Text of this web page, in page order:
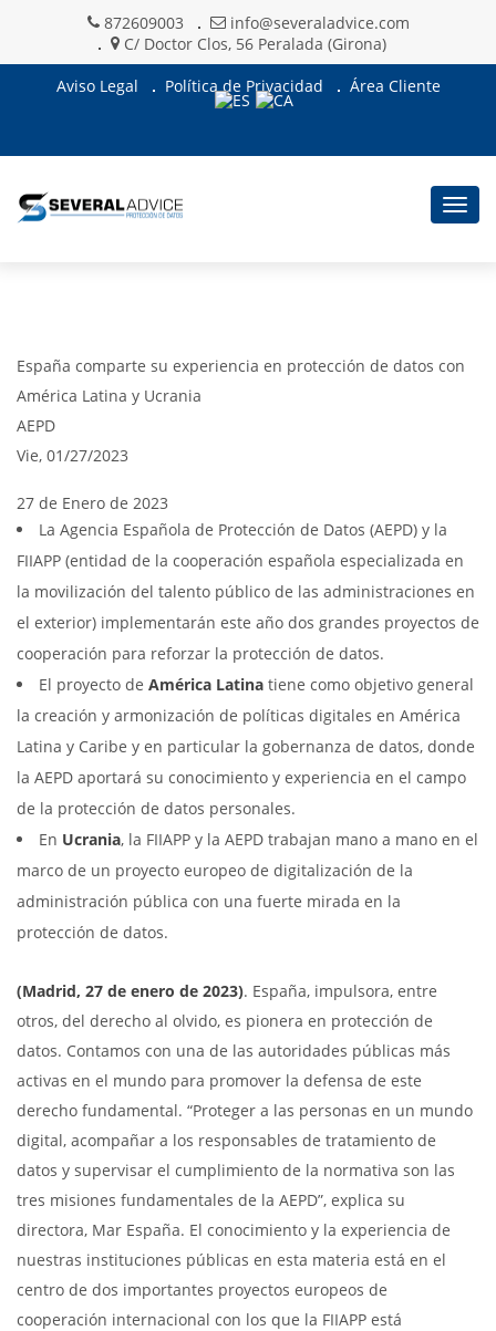
872609003
info@severaladvice.com
C/ Doctor Clos, 56 Peralada (Girona)
Aviso Legal
Política de Privacidad Área Cliente
España comparte su experiencia en protección de datos con
América Latina y Ucrania
AEPD
Vie, 01/27/2023
27 de Enero de 2023
La Agencia Española de Protección de Datos (AEPD) y la
FIIAPP (entidad de la cooperación española especializada en
la movilización del talento público de las administraciones en
el exterior) implementarán este año dos grandes proyectos de
cooperación para reforzar la protección de datos.
El proyecto de América Latina tiene como objetivo general
la creación y armonización de políticas digitales en América
Latina y Caribe y en particular la gobernanza de datos, donde
la AEPD aportará su conocimiento y experiencia en el campo
de la protección de datos personales.
En Ucrania, la FIIAPP y la AEPD trabajan mano a mano en el
marco de un proyecto europeo de digitalización de la
administración pública con una fuerte mirada en la
protección de datos.
(Madrid, 27 de enero de 2023). España, impulsora, entre
otros, del derecho al olvido, es pionera en protección de
datos. Contamos con una de las autoridades públicas más
activas en el mundo para promover la defensa de este
derecho fundamental. “Proteger a las personas en un mundo
digital, acompañar a los responsables de tratamiento de
datos y supervisar el cumplimiento de la normativa son las
tres misiones fundamentales de la AEPD”, explica su
directora, Mar España. El conocimiento y la experiencia de
nuestras instituciones públicas en esta materia está en el
centro de dos importantes proyectos europeos de
cooperación internacional con los que la FIIAPP está